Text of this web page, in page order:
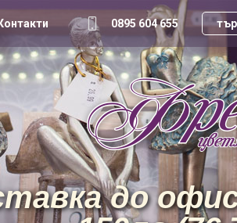
Контакти 0895 604 655
до